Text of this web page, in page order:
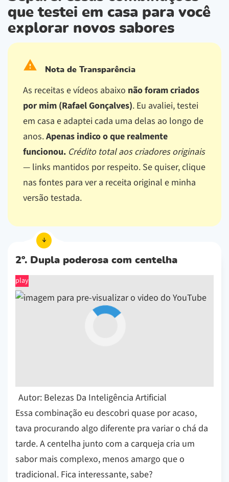
que testei em casa para você
explorar novos sabores
Nota de Transparência
As receitas e vídeos abaixo não foram criados
por mim (Rafael Gonçalves). Eu avaliei, testei
em casa e adaptei cada uma delas ao longo de
anos.Apenas indico o que realmente
funcionou. Crédito total aos criadores originais
— links mantidos por respeito. Se quiser, clique
nas fontes para ver a receita original e minha
versão testada.
2º. Dupla poderosa com centelha
play
Autor: Belezas Da Inteligência Artificial
Essa combinação eu descobri quase por acaso,
tava procurando algo diferente pra variar o chá da
tarde. A centelha junto com a carqueja cria um
sabor mais complexo, menos amargo que o
tradicional. Fica interessante, sabe?